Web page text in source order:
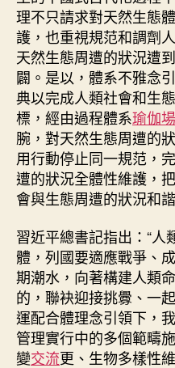
理不只請求對天然生態
護，也重視規范和調劑
天然生態周遭的狀況遭
闢。是以，體系不雅念
典以完成人類社會和生
標，經由過程體系瑜伽
腕，對天然生態周遭的
用行動停止同一規范，完
遭的狀況全體性維護，
會與生態周遭的狀況和
習近平總書記指出：“
體，列國要適應戰爭、
期潮水，向著構建人類
的，聯袂迎接挑釁、一
運配合體理念引領下，
管理實行中的多個範疇
變交流更、生物多樣性